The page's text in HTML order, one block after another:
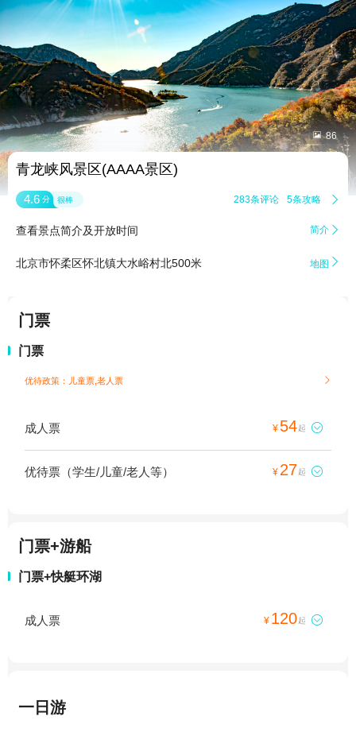
 86
青龙峡风景区(AAAA景区)
4.6 分 很棒 283条评论 5条攻略 
查看景点简介及开放时间 简介 
北京市怀柔区怀北镇大水峪村北500米 地图 
门票
门票
优待政策：儿童票,老人票 
成人票 ¥ 54起 
优待票（学生/儿童/老人等） ¥ 27起 
门票+游船
门票+快艇环湖
成人票 ¥ 120起 
一日游
